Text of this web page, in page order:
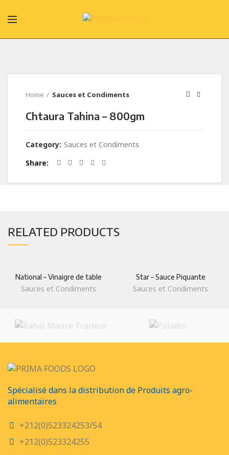
Home Sauces et Condiments
Chtaura Tahina – 800gm
Category: Sauces et Condiments
Share
RELATED PRODUCTS
National – Vinaigre de table
Sauces et Condiments
Star – Sauce Piquante
Sauces et Condiments
Spécialisé dans la distribution de Produits agro-
alimentaires
+212(0)523324253/54
+212(0)523324255